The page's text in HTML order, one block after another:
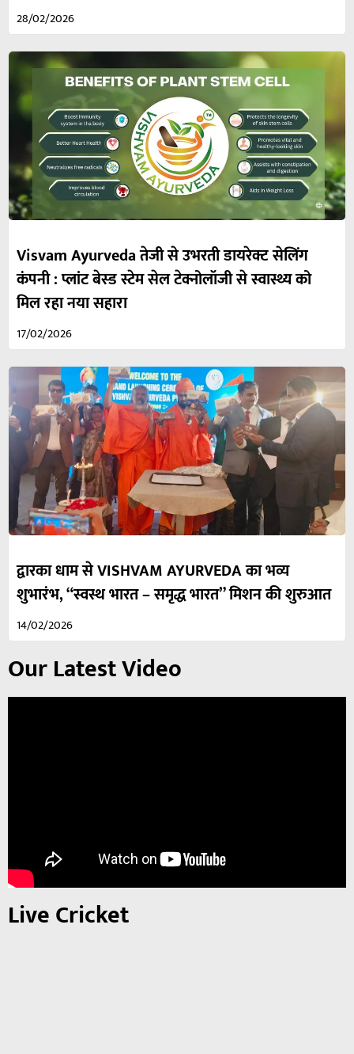
28/02/2026
Visvam Ayurveda तेजी से उभरती डायरेक्ट सेलिंग
कंपनी : प्लांट बेस्ड स्टेम सेल टेक्नोलॉजी से स्वास्थ्य को
मिल रहा नया सहारा
17/02/2026
द्वारका धाम से VISHVAM AYURVEDA का भव्य
शुभारंभ, “स्वस्थ भारत – समृद्ध भारत” मिशन की शुरुआत
14/02/2026
Our Latest Video
Live Cricket